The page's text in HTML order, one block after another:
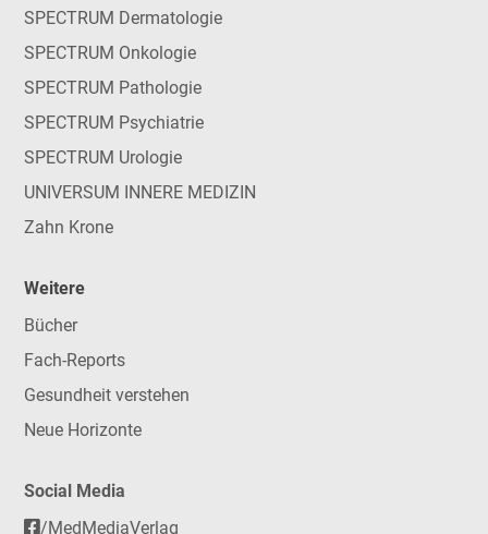
SPECTRUM Dermatologie
SPECTRUM Onkologie
SPECTRUM Pathologie
SPECTRUM Psychiatrie
SPECTRUM Urologie
UNIVERSUM INNERE MEDIZIN
Zahn Krone
Weitere
Bücher
Fach-Reports
Gesundheit verstehen
Neue Horizonte
Social Media
/MedMediaVerlag